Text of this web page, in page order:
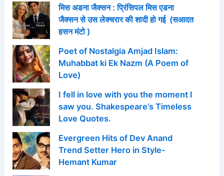
मिस अडना जैक्सन : प्रिंसिपल मिस एडना
जैक्सन से उस लेक्चरार की शादी हो गई (सआदत
हसन मंटो )
Poet of Nostalgia Amjad Islam:
Muhabbat ki Ek Nazm (A Poem of
Love)
I fell in love with you the moment I
saw you. Shakespeare’s Timeless
Love Quotes.
Evergreen Hits of Dev Anand
Trend Setter Hero in Style-
Hemant Kumar